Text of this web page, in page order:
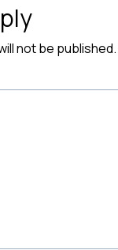
not be published.